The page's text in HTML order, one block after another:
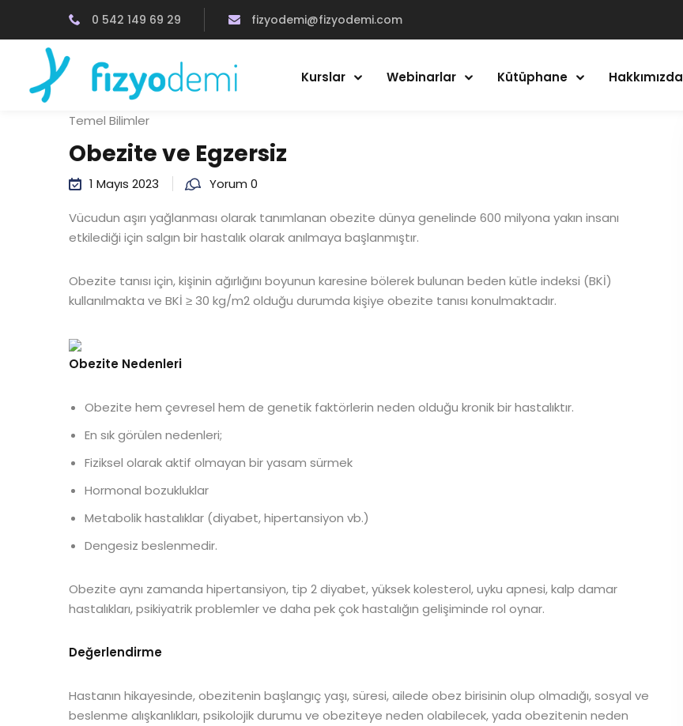
0 542 149 69 29 fizyodemi@fizyodemi.com
Kurslar Webinarlar Kütüphane Hakkımızda
Temel Bilimler
Obezite ve Egzersiz
1 Mayıs 2023 Yorum 0
Vücudun aşırı yağlanması olarak tanımlanan obezite dünya genelinde 600 milyona yakın insanı
etkilediği için salgın bir hastalık olarak anılmaya başlanmıştır.
Obezite tanısı için, kişinin ağırlığını boyunun karesine bölerek bulunan beden kütle indeksi (BKİ)
kullanılmakta ve BKİ ≥ 30 kg/m2 olduğu durumda kişiye obezite tanısı konulmaktadır.
Obezite Nedenleri
Obezite hem çevresel hem de genetik faktörlerin neden olduğu kronik bir hastalıktır.
En sık görülen nedenleri;
Fiziksel olarak aktif olmayan bir yasam sürmek
Hormonal bozukluklar
Metabolik hastalıklar (diyabet, hipertansiyon vb.)
Dengesiz beslenmedir.
Obezite aynı zamanda hipertansiyon, tip 2 diyabet, yüksek kolesterol, uyku apnesi, kalp damar
hastalıkları, psikiyatrik problemler ve daha pek çok hastalığın gelişiminde rol oynar.
Değerlendirme
Hastanın hikayesinde, obezitenin başlangıç yaşı, süresi, ailede obez birisinin olup olmadığı, sosyal ve
beslenme alışkanlıkları, psikolojik durumu ve obeziteye neden olabilecek, yada obezitenin neden
Beni hatırla